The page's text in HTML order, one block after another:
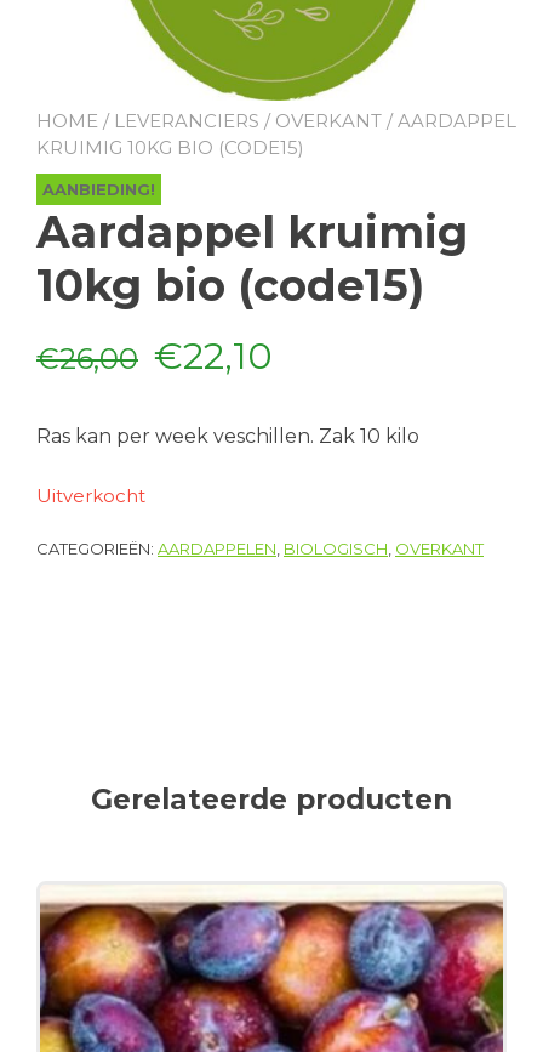
HOME / LEVERANCIERS / OVERKANT / AARDAPPEL
KRUIMIG 10KG BIO (CODE15)
AANBIEDING!
Aardappel kruimig
10kg bio (code15)
€26,00 Oorspronkelijke
€22,10
Ras kan per week veschillen. Zak 10 kilo
Uitverkocht
CATEGORIEËN: AARDAPPELEN BIOLOGISCH OVERKANT
Gerelateerde producten